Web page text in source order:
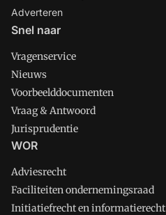
Adverteren
Snel naar
Vragenservice
Nieuws
Voorbeelddocumenten
Vraag & Antwoord
Jurisprudentie
WOR
Adviesrecht
Faciliteiten ondernemingsraad
Initiatiefrecht en informatierecht